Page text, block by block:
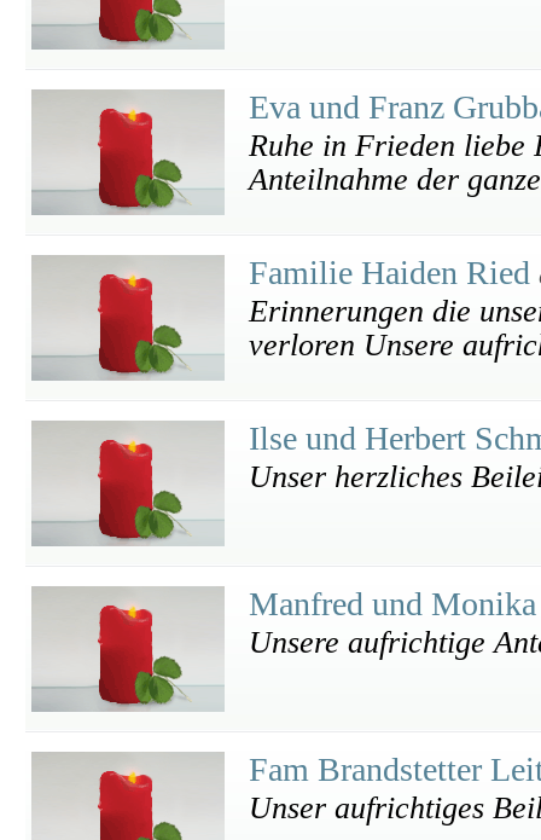
Eva und Franz
Ruhe in Frieden
Anteilnahme der
Familie Haiden Ried
Erinnerungen die
verloren Unsere
Ilse und Herbert
Unser herzliches
Manfred und
Unsere aufrichtige
Fam Brandstetter
Unser aufrichtiges